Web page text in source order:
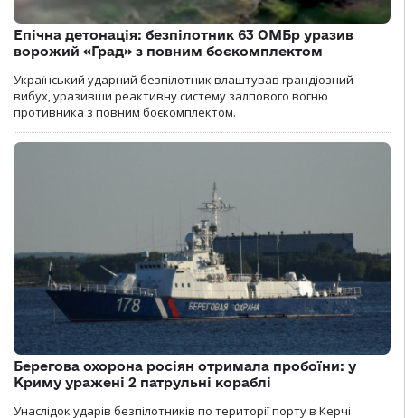
Епічна детонація: безпілотник 63 ОМБр уразив
ворожий «Град» з повним боєкомплектом
Український ударний безпілотник влаштував грандіозний
вибух, уразивши реактивну систему залпового вогню
противника з повним боєкомплектом.
Берегова охорона росіян отримала пробоїни: у
Криму уражені 2 патрульні кораблі
Унаслідок ударів безпілотників по території порту в Керчі